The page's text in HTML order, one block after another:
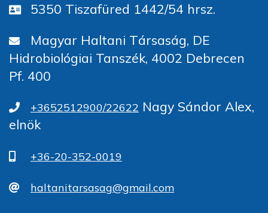
5350 Tiszafüred 1442/54 hrsz.
Magyar Haltani Társaság, DE
Hidrobiológiai Tanszék, 4002 Debrecen
Pf. 400
+3652512900/22622 Nagy Sándor Alex,
elnök
+36-20-352-0019
haltanitarsasag@gmail.com